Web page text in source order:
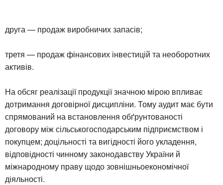
друга — продаж виробничих запасів;
третя — продаж фінансових інвестицій та необоротних
активів.
На обсяг реалізації продукції значною мірою впливає
дотримання договірної дисципліни. Тому аудит має бути
спрямований на встановлення обґрунтованості
договору між сільськогосподарським підприємством і
покупцем; доцільності та вигідності його укладення,
відповідності чинному законодавству України й
міжнародному праву щодо зовнішньоекономічної
діяльності.